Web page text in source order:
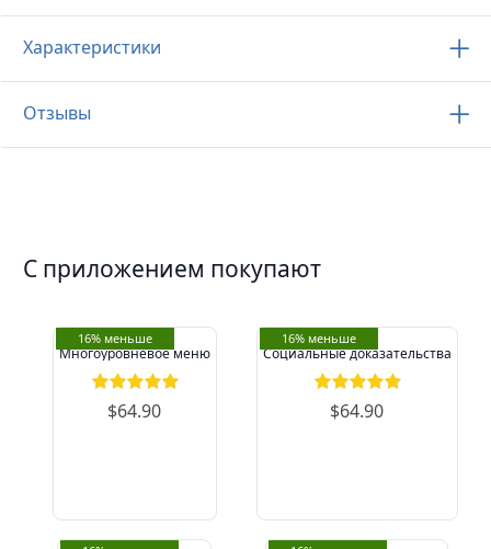
Характеристики
Отзывы
С приложением покупают
Многоуровневое меню
$64.90
16% меньше
Социальные доказательства
$64.90
16% меньше